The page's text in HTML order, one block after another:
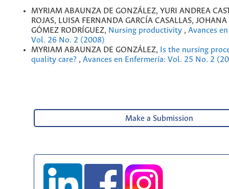
MYRIAM ABAUNZA DE GONZÁLEZ, YURI ANDREA
ROJAS, LUISA FERNANDA GARCÍA CASALLAS,
GÓMEZ RODRÍGUEZ, Nursing productivity , Avances
Vol. 26 No. 2 (2008)
MYRIAM ABAUNZA DE GONZÁLEZ, Is the nursing
quality care? , Avances en Enfermería: Vol. 25 No. 2
Make a Submission